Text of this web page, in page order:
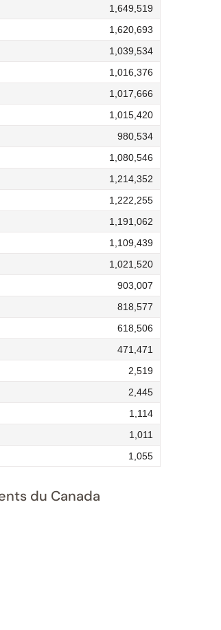
1,649,519
1,620,693
1,039,534
1,016,376
1,017,666
1,015,420
980,534
1,080,546
1,214,352
1,222,255
1,191,062
1,109,439
1,021,520
903,007
818,577
618,506
471,471
2,519
2,445
1,114
1,011
1,055
du Canada